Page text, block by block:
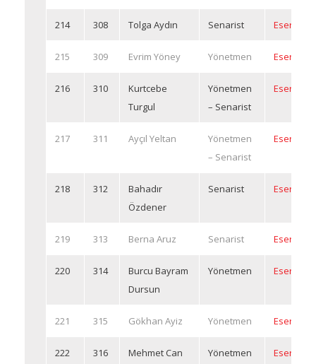
214 308 Tolga Aydın Senarist Eserleri
215 309 Evrim Yöney Yönetmen Eserleri
216 310
Kurtcebe
Turgul
Yönetmen
– Senarist
Eserleri
217 311 Ayçıl Yeltan
Yönetmen
– Senarist
Eserleri
218 312
Bahadır
Özdener
Senarist Eserleri
219 313 Berna Aruz Senarist Eserleri
220 314
Burcu Bayram
Dursun
Yönetmen Eserleri
221 315 Gökhan Ayiz Yönetmen Eserleri
222 316
Mehmet Can
Yönetmen Eserleri